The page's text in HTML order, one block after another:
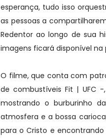
esperança, tudo isso
as pessoas a
Redentor ao longo de sua
imagens ficará disponível na
O filme, que conta com
de combustíveis Fit | UFC
mostrando o burburinho
atmosfera e a bossa
para o Cristo e